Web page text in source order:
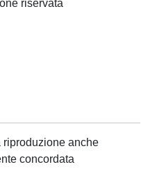
riservata
anche
concordata